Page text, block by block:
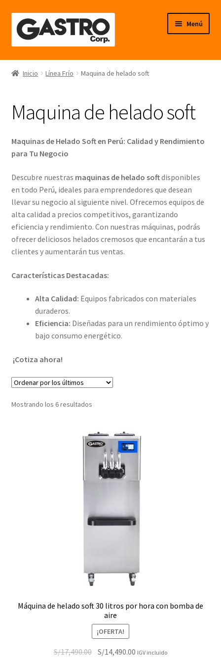
al
contenido
Menú
Línea Frío
Línea Neutro
Línea Balanzas
Línea Fibra de Vidrio
Inicio Línea Frío Maquina de helado soft
Maquina de helado soft
Maquinas de Helado Soft en Perú: Calidad y Rendimiento
para Tu Negocio
Descubre nuestras maquinas de helado softdisponibles
en todo Perú, ideales para emprendedores que desean
llevar su negocio al siguiente nivel. Ofrecemos equipos de
alta calidad a precios competitivos, garantizando
eficiencia y rendimiento. Con nuestras máquinas, podrás
ofrecer deliciosos helados cremosos que encantarán a tus
clientes y aumentarán tus ventas.
Características Destacadas:
Alta Calidad: Equipos fabricados con materiales
duraderos.
Eficiencia: Diseñadas para un rendimiento óptimo y
bajo consumo energético.
¡Cotiza ahora!
Mostrando los 6 resultadosOrdenado
últimos
Máquina de helado soft 30 litros por hora con bomba de
aire
¡OFERTA!
S/17,490.00 ElS/14,490.00 El
IGV incluido